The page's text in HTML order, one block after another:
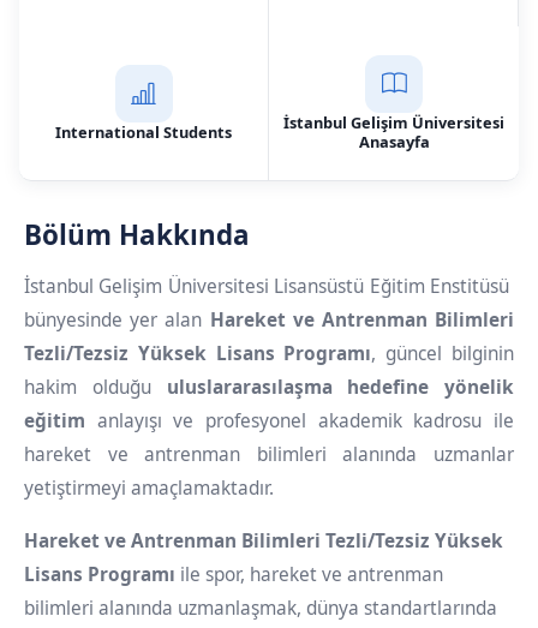
International Students
İstanbul Gelişim Üniversitesi
Anasayfa
Bölüm Hakkında
İstanbul Gelişim Üniversitesi Lisansüstü Eğitim Enstitüsü
bünyesinde yer alan Hareket ve Antrenman Bilimleri
Tezli/Tezsiz Yüksek Lisans Programı, güncel bilginin
hakim olduğuuluslararasılaşma hedefine yönelik
eğitim anlayışı ve profesyonel akademik kadrosu ile
hareket ve antrenman bilimleri alanında uzmanlar
yetiştirmeyi amaçlamaktadır.
Hareket ve Antrenman Bilimleri Tezli/Tezsiz Yüksek
Lisans Programı ile spor, hareket ve antrenman
bilimleri alanında uzmanlaşmak, dünya standartlarında